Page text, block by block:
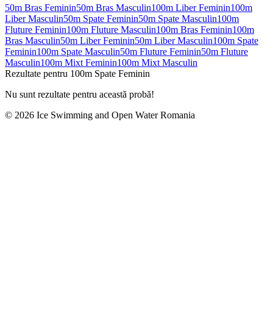
50m Bras Feminin50m Bras Masculin100m Liber Feminin100m
Liber Masculin50m Spate Feminin50m Spate Masculin100m
Fluture Feminin100m Fluture Masculin100m Bras Feminin100m
Bras Masculin50m Liber Feminin50m Liber Masculin100m Spate
Feminin100m Spate Masculin50m Fluture Feminin50m Fluture
Masculin100m Mixt Feminin100m Mixt Masculin
Rezultate pentru 100m Spate Feminin
Nu sunt rezultate pentru această probă!
© 2026 Ice Swimming and Open Water Romania